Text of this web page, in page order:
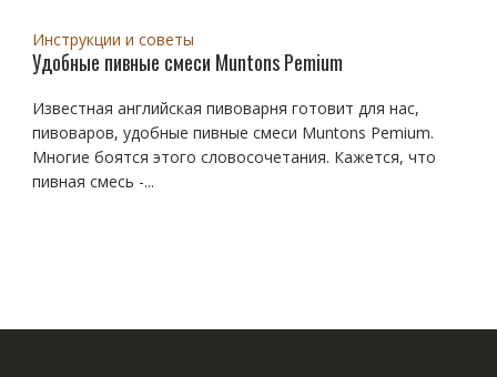
Инструкции и советы
Удобные пивные смеси Muntons Pemium
Известная английская пивоварня готовит для нас,
пивоваров, удобные пивные смеси Muntons Pemium.
Многие боятся этого словосочетания. Кажется, что
пивная смесь -...